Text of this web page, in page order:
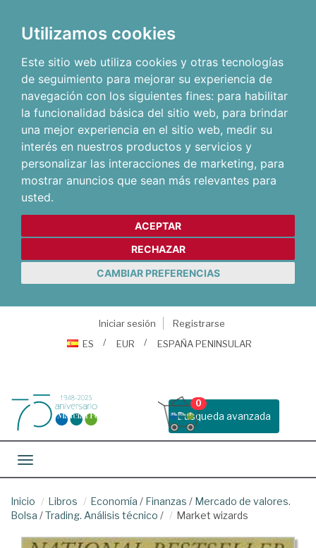
Utilizamos cookies
Este sitio web utiliza cookies y otras tecnologías
de seguimiento para mejorar su experiencia de
navegación con los siguientes fines: para habilitar
la funcionalidad básica del sitio web, para brindar
una mejor experiencia en el sitio web, medir su
interés en nuestros productos y servicios y
personalizar las interacciones de marketing, para
mostrar anuncios que sean más relevantes para
usted.
ACEPTAR
RECHAZAR
CAMBIAR PREFERENCIAS
Iniciar sesión
Registrarse
ES
EUR ESPAÑA PENINSULAR
Busqueda avanzada
0
Toggle navigation
Inicio Libros Economía / Finanzas / Mercado de valores.
Bolsa /Trading. Análisis técnico / Market wizards